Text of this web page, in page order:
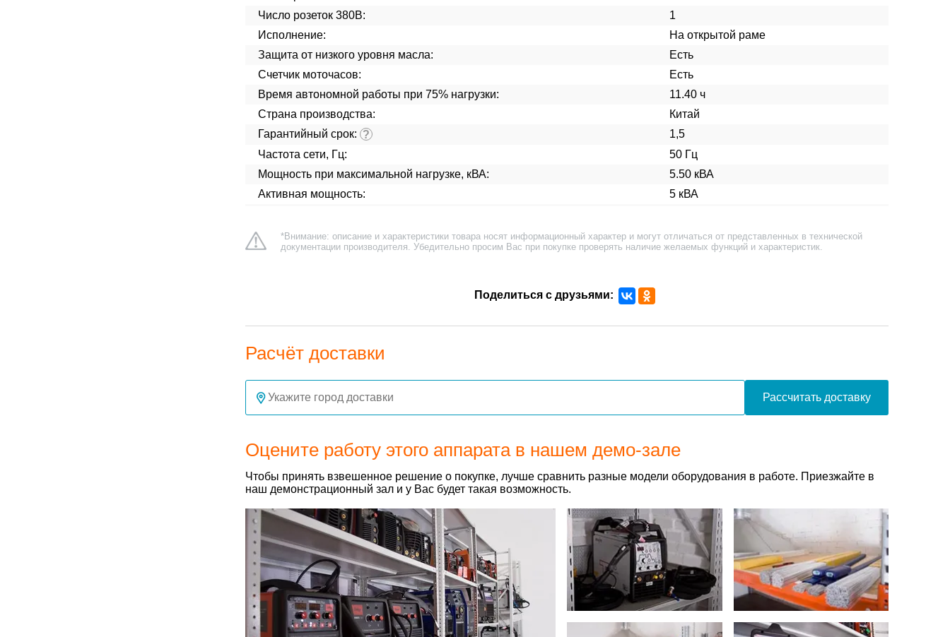
Число розеток 380В:
1
Исполнение:
На открытой раме
Защита от низкого уровня масла:
Есть
Счетчик моточасов:
Есть
Время автономной работы при 75% нагрузки:
11.40 ч
Страна производства:
Китай
Гарантийный срок: ?
1,5
Частота сети, Гц:
50 Гц
Мощность при максимальной нагрузке, кВА:
5.50 кВА
Активная мощность:
5 кВА
*Внимание: описание и характеристики товара носят информационный характер и могут отличаться от представленных в технической
документации производителя. Убедительно просим Вас при покупке проверять наличие желаемых функций и характеристик.
Поделиться с друзьями:
Расчёт доставки
Рассчитать доставку
Оцените работу этого аппарата в нашем демо-зале
Чтобы принять взвешенное решение о покупке, лучше сравнить разные модели оборудования в работе. Приезжайте в
наш демонстрационный зал и у Вас будет такая возможность.